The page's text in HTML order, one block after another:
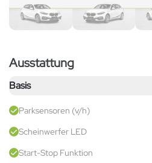
Ausstattung
Basis
Parksensoren (v/h)
Scheinwerfer LED
Start-Stop Funktion